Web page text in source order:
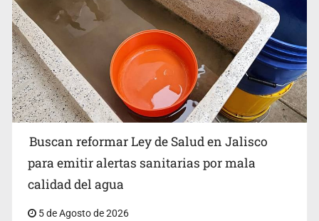
Citarían a Medrano si persiste falta de diálogo con
vecinos de Mirador San Isidro
Buscan reformar Ley de Salud en Jalisco
para emitir alertas sanitarias por mala
calidad del agua
5 de Agosto de 2026